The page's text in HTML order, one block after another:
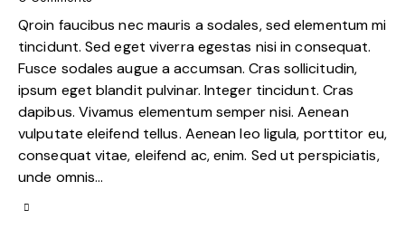
Qroin faucibus nec mauris a sodales, sed elementum mi
tincidunt. Sed eget viverra egestas nisi in consequat.
Fusce sodales augue a accumsan. Cras sollicitudin,
ipsum eget blandit pulvinar. Integer tincidunt. Cras
dapibus. Vivamus elementum semper nisi. Aenean
vulputate eleifend tellus. Aenean leo ligula, porttitor eu,
consequat vitae, eleifend ac, enim. Sed ut perspiciatis,
unde omnis…